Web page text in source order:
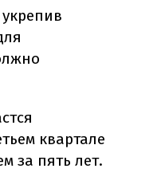
квартале
за пять лет.